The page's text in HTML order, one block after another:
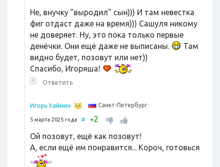
Не, внучку "выродил" сын))) И там невестка
фиг отдаст даже на время))) Сашуля никому
не доверяет. Ну, это пока только первые
денёчки. Они ещё даже не выписаны.
Там
видно будет, позовут или нет))
Спасибо, Игоряша!
↑ Ответить
Игорь Хаймин Санкт-Петербург
5 марта 2025 года # +2
Ой позовут, ещё как позовут!
А, если ещё им понравится... Короч, готовься